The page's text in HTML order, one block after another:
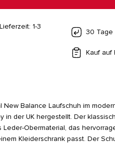
1-3
30 Tage
Kauf auf
New Balance Laufschuh im
in der UK hergestellt. Der
Obermaterial, das
Kleiderschrank passt. Der